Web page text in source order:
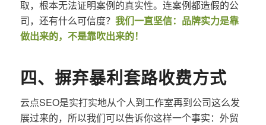
取，根本无法证明案例的真实性。连案例都造假的公
司，还有什么可信度？ 我们一直坚信：品牌实力是靠
做出来的，不是靠吹出来的！
四、摒弃暴利套路收费方式
云点SEO是实打实地从个人到工作室再到公司这么发
展过来的，所以我们可以告诉你这样一个事实：外贸